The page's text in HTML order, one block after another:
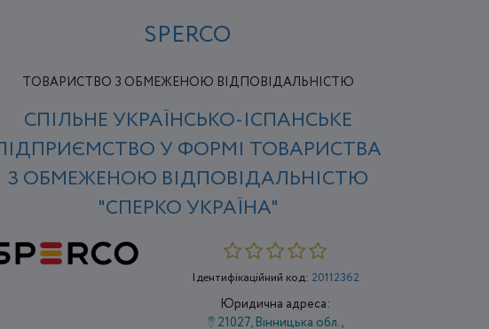
SPERCO
ТОВАРИСТВО З ОБМЕЖЕНОЮ ВІДПОВІДАЛЬНІСТЮ
СПІЛЬНЕ УКРАЇНСЬКО-ІСПАНСЬКЕ
У ФОРМІ ТОВАРИСТВА
З ОБМЕЖЕНОЮ ВІДПОВІДАЛЬНІСТЮ
"СПЕРКО УКРАЇНА"
Ідентифікаційний код: 20112362
Юридична адреса:
21027, Вінницька обл.,